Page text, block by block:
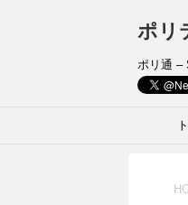
ポリ
ポリ通 –